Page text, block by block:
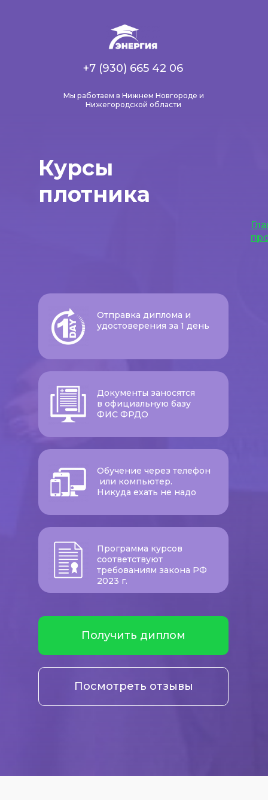
Мы работаем в Нижнем Новгороде и
Нижегородской области
+7 (930) 665 42 06
Курсы
плотника
Получить диплом
Отправка диплома и
удостоверения за 1 день
Документы заносятся
в официальную базу
ФИС ФРДО
Обучение через телефон
или компьютер.
Никуда ехать не надо
Программа курсов
соответствуют
требованиям закона РФ
2023 г.
Посмотреть отзывы